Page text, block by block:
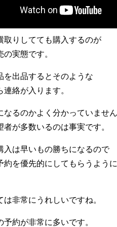
取りしてても購入するのが
実態です。
を出品するとそのような
絡が入ります。
なるのかよく分かっていません
者が多数いるのは事実です。
入は早いもの勝ちになるので
約を優先的にしてもらうように
非常にうれしいですね。
約が非常に多いです。